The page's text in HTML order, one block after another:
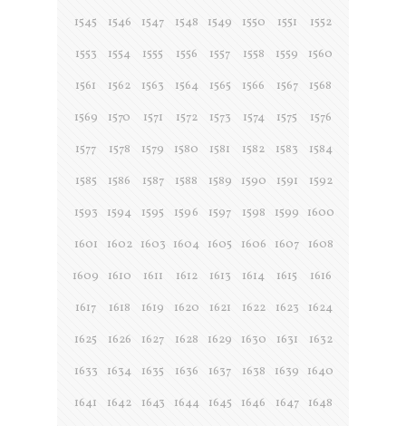
1545
1546 1547 1548 1549 1550 1551
1552
1553
1554 1555 1556 1557 1558 1559
1560
1561
1562 1563 1564 1565 1566 1567
1568
1569
1570 1571 1572 1573 1574 1575
1576
1577
1578 1579 1580 1581 1582 1583
1584
1585
1586 1587 1588 1589 1590 1591
1592
1593
1594 1595 1596 1597 1598 1599
1600
1601
1602 1603 1604 1605 1606 1607
1608
1609
1610 1611 1612 1613 1614 1615
1616
1617
1618 1619 1620 1621 1622 1623
1624
1625
1626 1627 1628 1629 1630 1631
1632
1633
1634 1635 1636 1637 1638 1639
1640
1641
1642 1643 1644 1645 1646 1647
1648